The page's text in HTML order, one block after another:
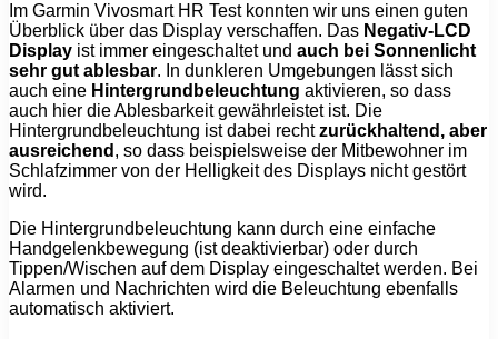
Im Garmin Vivosmart HR Test konnten wir uns einen guten
Überblick über das Display verschaffen. Das Negativ-LCD
Display ist immer eingeschaltet und auch bei Sonnenlicht
sehr gut ablesbar. In dunkleren Umgebungen lässt sich
auch eine Hintergrundbeleuchtung aktivieren, so dass
auch hier die Ablesbarkeit gewährleistet ist. Die
Hintergrundbeleuchtung ist dabei rechtzurückhaltend, aber
ausreichend , so dass beispielsweise der Mitbewohner im
Schlafzimmer von der Helligkeit des Displays nicht gestört
wird.
Die Hintergrundbeleuchtung kann durch eine einfache
Handgelenkbewegung (ist deaktivierbar) oder durch
Tippen/Wischen auf dem Display eingeschaltet werden. Bei
Alarmen und Nachrichten wird die Beleuchtung ebenfalls
automatisch aktiviert.